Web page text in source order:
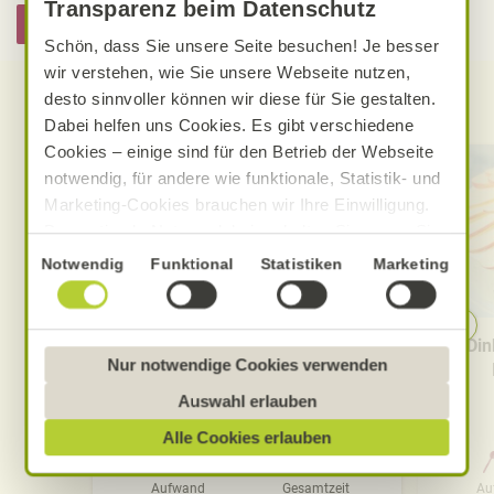
Transparenz beim Datenschutz
Schön, dass Sie unsere Seite besuchen! Je besser
wir verstehen, wie Sie unsere Webseite nutzen,
desto sinnvoller können wir diese für Sie gestalten.
Dabei helfen uns Cookies. Es gibt verschiedene
Cookies – einige sind für den Betrieb der Webseite
notwendig, für andere wie funktionale, Statistik- und
Marketing-Cookies brauchen wir Ihre Einwilligung.
Das optimale Nutzererlebnis erhalten Sie, wenn Sie
„Alle Cookies erlauben“ anklicken. Ihre Einwilligung
umfasst in diesem Fall auch den Einsatz von
Dienstleistern in Drittländern, die kein mit der EU
Sofern personenbezogene Daten dorthin übermittelt
werden, besteht das Risiko, dass diese erfasst und
analysiert werden und Betroffenenrechte nicht
durchgesetzt werden könnten. Sie können jederzeit
Ihre Einwilligung zur Datenverarbeitung und
Einwilligungsauswahl
Notwendig Funktional Statistiken Marketing
Alle Cookies erlauben
Auswahl erlauben
Nur notwendige Cookies verwenden
Hier informieren
Entdecken Sie weitere Rezepte
Vanillepudding mit Kamille
Aufwand
0 Std. 15 Min.
Gesamtzeit